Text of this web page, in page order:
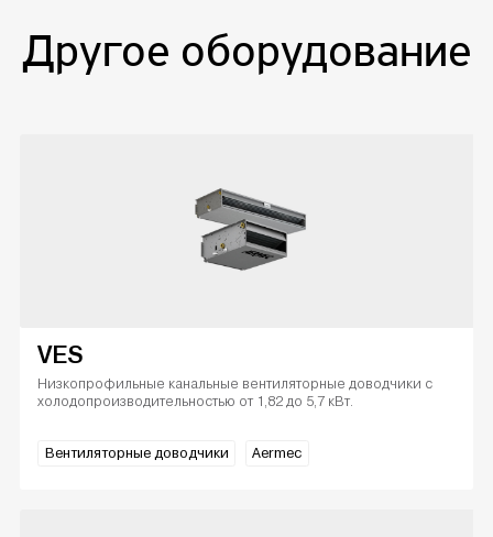
Другое оборудование
VES
Низкопрофильные канальные вентиляторные доводчики с
холодопроизводительностью от 1,82 до 5,7 кВт.
Вентиляторные доводчики Aermec